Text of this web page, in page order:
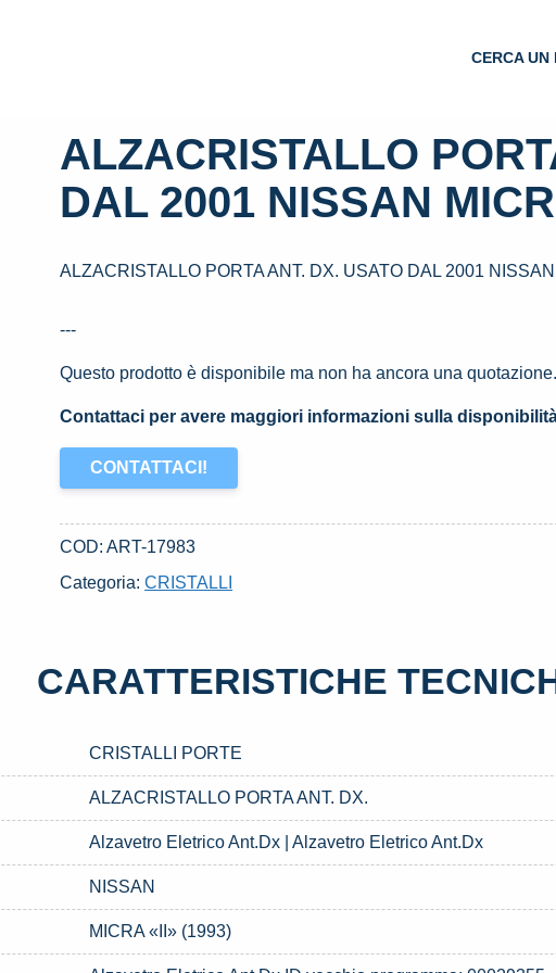
CERCA UN
ALZACRISTALLO
DAL 2001 NISSAN
ALZACRISTALLO PORTA ANT. DX. USATO DAL 2001
---
Questo prodotto è disponibile ma non ha ancora una
Contattaci per avere maggiori informazioni sulla
CONTATTACI!
COD:ART-17983
Categoria:CRISTALLI
CARATTERISTICHE
CRISTALLI PORTE
ALZACRISTALLO PORTA ANT. DX.
Alzavetro Eletrico Ant.Dx | Alzavetro Eletrico Ant.Dx
NISSAN
MICRA «II» (1993)